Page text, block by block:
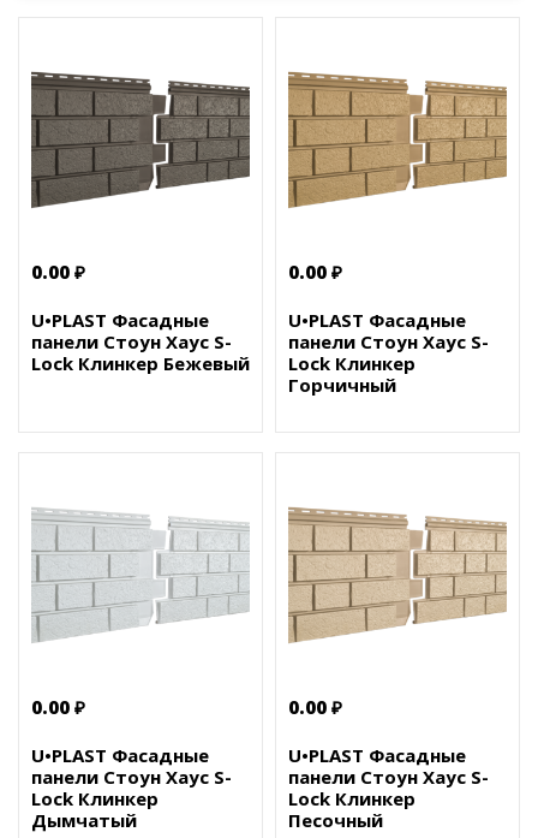
0.00 ₽
U•PLAST Фасадные
панели Стоун Хаус S-
Lock Клинкер Бежевый
0.00 ₽
U•PLAST Фасадные
панели Стоун Хаус S-
Lock Клинкер
Горчичный
0.00 ₽
U•PLAST Фасадные
панели Стоун Хаус S-
Lock Клинкер
Дымчатый
0.00 ₽
U•PLAST Фасадные
панели Стоун Хаус S-
Lock Клинкер
Песочный